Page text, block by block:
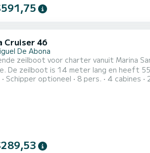
Cruiser 46
De Abona
zeilboot voor charter vanuit Marina
voor een
Schipper optioneel 8 pers. 4 cabines